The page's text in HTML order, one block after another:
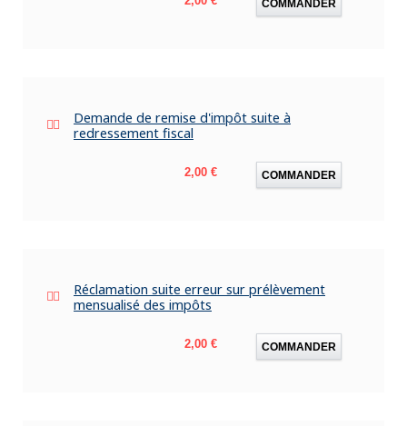
COMMANDER
Demande de remise d'impôt suite à
redressement fiscal
Prix
2,00 € COMMANDER
Réclamation suite erreur sur prélèvement
mensualisé des impôts
Prix
2,00 € COMMANDER